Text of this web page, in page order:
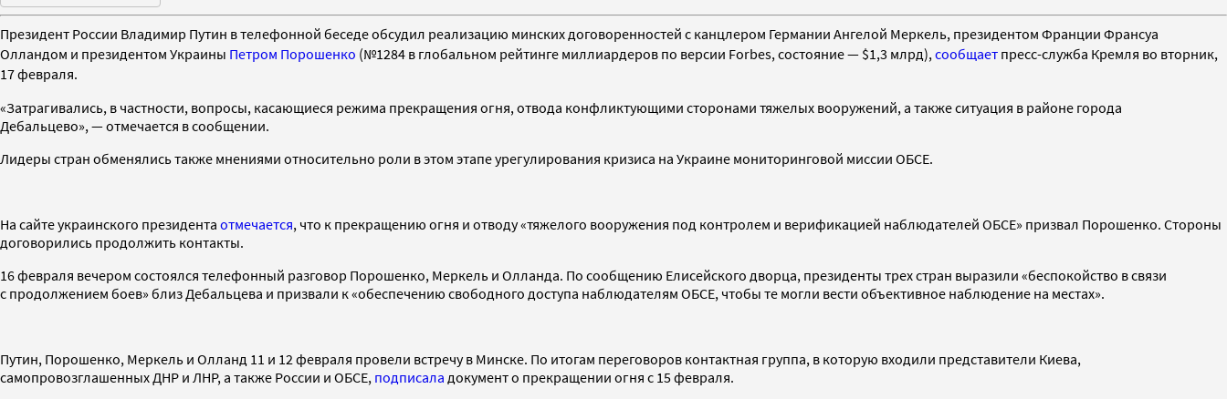
Президент России Владимир Путин в телефонной беседе обсудил реализацию минских договоренностей с канцлером Германии Ангелой Меркель, президентом Франции Франсуа
Олландом и президентом Украины Петром Порошенко (№1284 в глобальном рейтинге миллиардеров по версии Forbes, состояние — $1,3 млрд), сообщает пресс-служба Кремля во вторник,
17 февраля.
«Затрагивались, в частности, вопросы, касающиеся режима прекращения огня, отвода конфликтующими сторонами тяжелых вооружений, а также ситуация в районе города
Дебальцево», — отмечается в сообщении.
Лидеры стран обменялись также мнениями относительно роли в этом этапе урегулирования кризиса на Украине мониторинговой миссии ОБСЕ.
На сайте украинского президента отмечается, что к прекращению огня и отводу «тяжелого вооружения под контролем и верификацией наблюдателей ОБСЕ» призвал Порошенко. Стороны
договорились продолжить контакты.
16 февраля вечером состоялся телефонный разговор Порошенко, Меркель и Олланда. По сообщению Елисейского дворца, президенты трех стран выразили «беспокойство в связи
с продолжением боев» близ Дебальцева и призвали к «обеспечению свободного доступа наблюдателям ОБСЕ, чтобы те могли вести объективное наблюдение на местах».
Путин, Порошенко, Меркель и Олланд 11 и 12 февраля провели встречу в Минске. По итогам переговоров контактная группа, в которую входили представители Киева,
самопровозглашенных ДНР и ЛНР, а также России и ОБСЕ, подписала документ о прекращении огня с 15 февраля.